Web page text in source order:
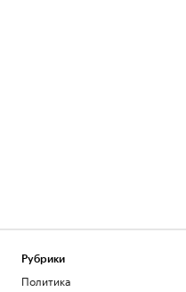
Рубрики
Политика